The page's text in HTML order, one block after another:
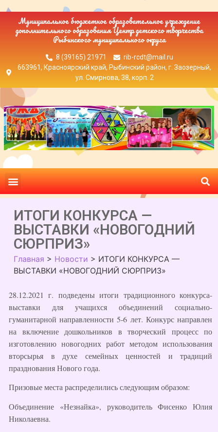
Муниципальное бюджетное образовательное учреждение
дополнительного образования Центр детского творчества
Рыбинского муниципального округа
8 (39165) 21971
rib-rcdt@mail.ru
663961, Красноярский край, Рыбинский район, г. Заозерный,
ул. Смирнова, 38, корп. 2
ИТОГИ КОНКУРСА —
ВЫСТАВКИ «НОВОГОДНИЙ
СЮРПРИЗ»
Главная > Новости > ИТОГИ КОНКУРСА —
ВЫСТАВКИ «НОВОГОДНИЙ СЮРПРИЗ»
28.12.2021 г. подведены итоги традиционного конкурса-
выставки для учащихся объединений социально-
гуманитарной направленности 5-6 лет. Конкурс направлен
на включение дошкольников в творческий процесс по
изготовлению новогодних работ методом использования
вторсырья в духе семейных ценностей и традиций
празднования Нового года.
Призовые места распределились следующим образом:
Объединение «Незнайка», руководитель Фисенко Юлия
Николаевна.